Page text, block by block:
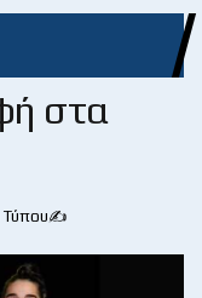
στα
Τύπου✍